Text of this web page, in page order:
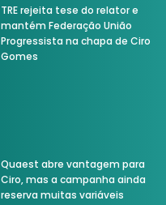
TRE rejeita tese do relator e
mantém Federação União
Progressista na chapa de Ciro
Gomes
Quaest abre vantagem para
Ciro, mas a campanha ainda
reserva muitas variáveis